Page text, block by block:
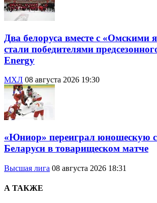
Два белоруса вместе с «Омскими
стали победителями
Energy
МХЛ 08 августа 2026 19:30
«Юниор» переиграл юношескую
Беларуси в товарищеском матче
Высшая лига 08 августа 2026 18:31
А ТАКЖЕ